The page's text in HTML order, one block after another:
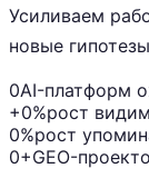
Усиливаем
новые
0AI-платформ
+0%рост
0%рост
0+GEO-